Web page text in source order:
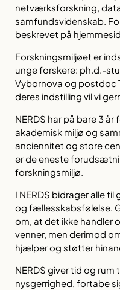
netværksforskning,
samfundsvidenskab.
beskrevet på
Forskningsmiljøet er
unge forskere: ph.d.-
Vybornova og postdoc
deres indstilling vil vi
NERDS har på bare 3
akademisk miljø og
anciennitet og store
er de eneste
forskningsmiljø.
I NERDS bidrager alle
og fællesskabsfølelse.
om, at det ikke handler
venner, men derimod
hjælper og støtter
NERDS giver tid og rum
nysgerrighed, fortabe